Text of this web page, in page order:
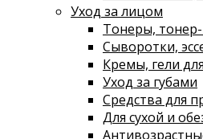
Уход за лицом
Тонеры,
Сыворотки,
Кремы, гели
Уход за губами
Средства для
Для сухой и